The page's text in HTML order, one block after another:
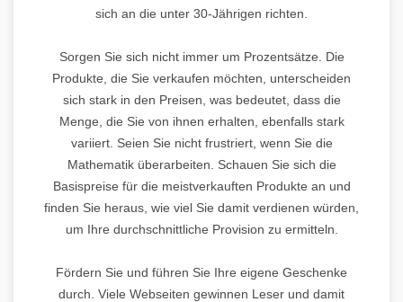
sich an die unter 30-Jährigen richten.
Sorgen Sie sich nicht immer um Prozentsätze. Die
Produkte, die Sie verkaufen möchten, unterscheiden
sich stark in den Preisen, was bedeutet, dass die
Menge, die Sie von ihnen erhalten, ebenfalls stark
variiert. Seien Sie nicht frustriert, wenn Sie die
Mathematik überarbeiten. Schauen Sie sich die
Basispreise für die meistverkauften Produkte an und
finden Sie heraus, wie viel Sie damit verdienen würden,
um Ihre durchschnittliche Provision zu ermitteln.
Fördern Sie und führen Sie Ihre eigene Geschenke
durch. Viele Webseiten gewinnen Leser und damit